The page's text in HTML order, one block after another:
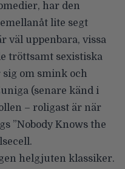
har den
lite segt
väl uppenbara, vissa
tröttsamt sexistiska
om smink och
(senare känd i
– roligast är när
”Nobody Knows the
helgjuten klassiker.